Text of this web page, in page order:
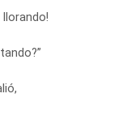
llorando!